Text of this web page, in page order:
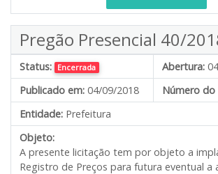
Pregão Presencial 40/
Status: Encerrada Abertura:
Publicado em: 04/09/2018
Número do
Entidade: Prefeitura
Objeto:
A presente licitação tem por objeto a
Registro de Preços para futura eventual a